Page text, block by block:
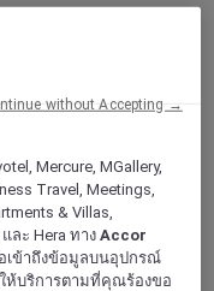
Mercure, MGallery,
Travel, Meetings,
& Villas,
และ Hera ทางAccor
เข้าถึงข้อมูลบนอุปกรณ์
ห้บริการตามที่คุณร้องขอ
without Accepting →